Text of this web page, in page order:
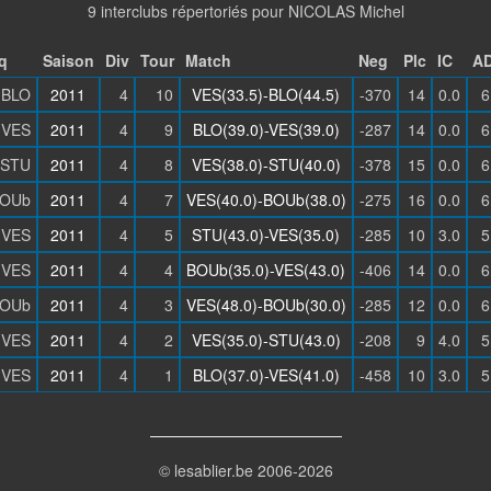
9 interclubs répertoriés pour NICOLAS Michel
Saison Div Tour Match Neg Plc IC
BLO
2011 4 10 VES(33.5)-BLO(44.5) -370 14 0.0
VES
2011 4 9 BLO(39.0)-VES(39.0) -287 14 0.0
STU
2011 4 8 VES(38.0)-STU(40.0) -378 15 0.0
2011 4 7 VES(40.0)-BOUb(38.0) -275 16 0.0
VES
2011 4 5 STU(43.0)-VES(35.0) -285 10 3.0
VES
2011 4 4 BOUb(35.0)-VES(43.0) -406 14 0.0
2011 4 3 VES(48.0)-BOUb(30.0) -285 12 0.0
VES
2011 4 2 VES(35.0)-STU(43.0) -208 9 4.0
VES
2011 4 1 BLO(37.0)-VES(41.0) -458 10 3.0
© lesablier.be 2006-2026